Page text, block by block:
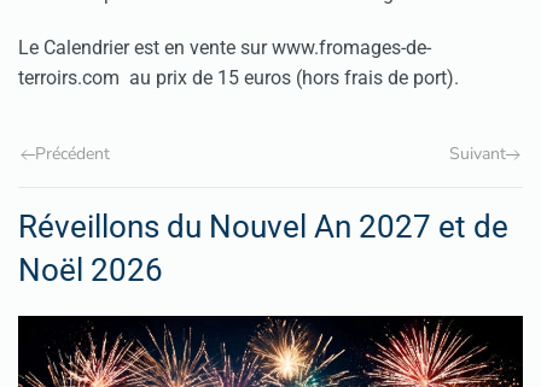
Le Calendrier est en vente surwww.fromages-de-
terroirs.com au prix de 15 euros (hors frais de port).
Précédent Suivant
Réveillons du Nouvel An 2027 et de
Noël 2026